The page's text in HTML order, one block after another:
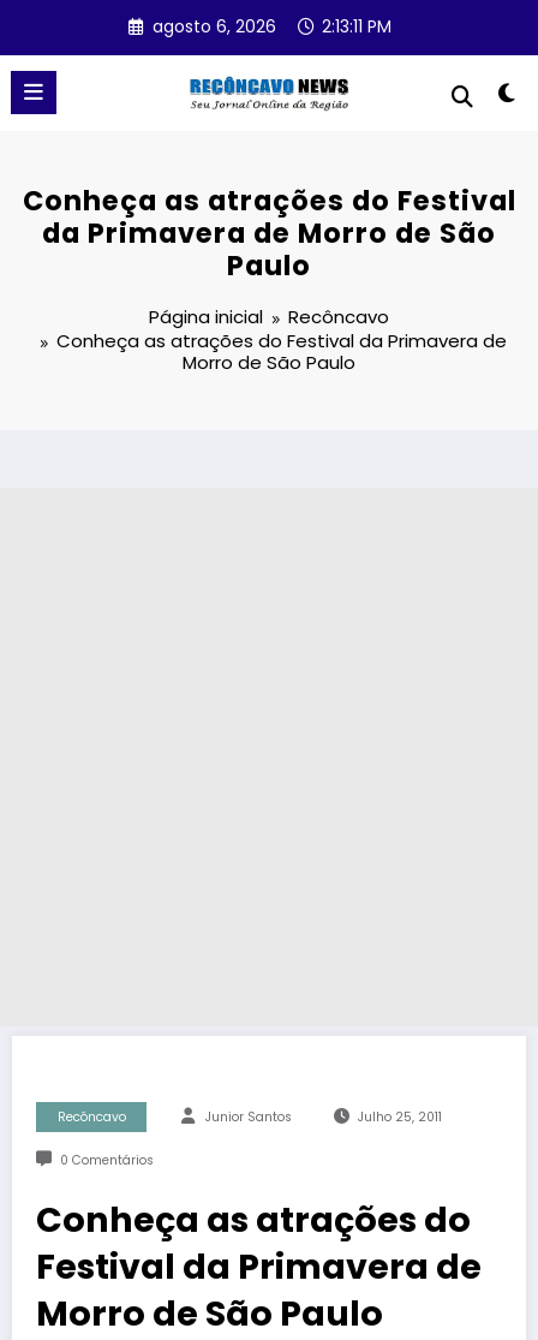
o
conteúdo
agosto 6, 2026 2:13:12 PM
Conheça as atrações do Festival
da Primavera de Morro de São
Paulo
Página inicial
Recôncavo
Conheça as atrações do Festival da Primavera de
Morro de São Paulo
Recôncavo Junior Santos Julho 25, 2011
0 Comentários
Conheça as atrações do
Festival da Primavera de
Morro de São Paulo